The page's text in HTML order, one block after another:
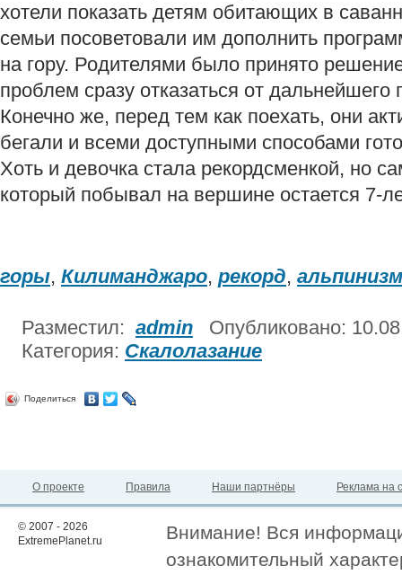
хотели показать детям обитающих в
семьи посоветовали им дополнить
на гору. Родителями было принято
проблем сразу отказаться от дальнейшего
Конечно же, перед тем как поехать, они
бегали и всеми доступными способами
Хоть и девочка стала рекордсменкой, но
который побывал на вершине остается 7-
горы, Килиманджаро, рекорд, альпинизм
Разместил: admin Опубликовано:
Категория: Скалолазание
Поделиться
О проекте Правила Наши партнёры Реклама на
© 2007 - 2026
ExtremePlanet.ru
Внимание! Вся
ознакомительный